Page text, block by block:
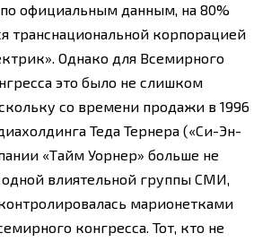
официальным данным, на 80%
транснациональной корпорацией
Однако для Всемирного
это было не слишком
со времени продажи в 1996
Теда Тернера («Си-Эн-
«Тайм Уорнер» больше не
влиятельной группы СМИ,
марионетками
конгресса. Тот, кто не